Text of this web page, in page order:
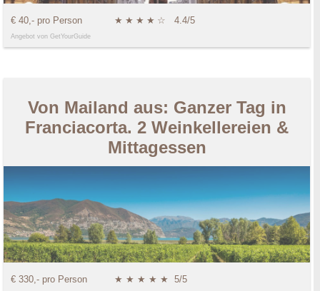
€ 40,- pro Person ★ ★ ★ ★ ☆ 4.4/5
Angebot von GetYourGuide
Von Mailand aus: Ganzer Tag in
Franciacorta. 2 Weinkellereien &
Mittagessen
€ 330,- pro Person ★ ★ ★ ★ ★ 5/5